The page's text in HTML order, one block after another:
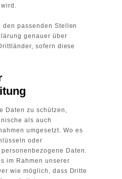
passenden Stellen
genauer über
sofern diese
Daten zu schützen,
als auch
umgesetzt. Wo es
oder
Daten.
im Rahmen unserer
wie möglich, dass Dritte